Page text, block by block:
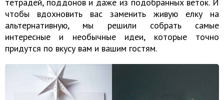
чтобы вдохновить вас заменить живую елку на
альтернативную, мы решили собрать самые
интересные и необычные идеи, которые точно
придутся по вкусу вам и вашим гостям.